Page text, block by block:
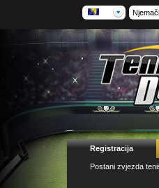
Registracija
Postani zvjezda